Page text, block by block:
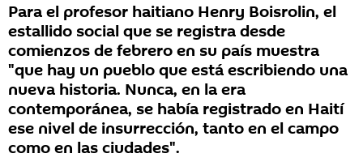
Para el profesor haitiano Henry Boisrolin, el
estallido social que se registra desde
comienzos de febrero en su país muestra
"que hay un pueblo que está escribiendo una
nueva historia. Nunca, en la era
contemporánea, se había registrado en Haití
ese nivel de insurrección, tanto en el campo
como en las ciudades".